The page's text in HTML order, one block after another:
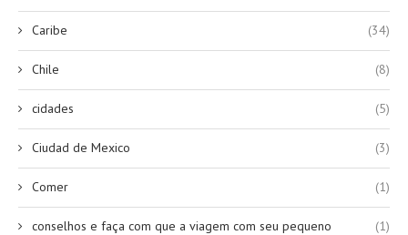
Caribe (34)
Chile (8)
cidades (5)
Ciudad de Mexico (3)
Comer (1)
conselhos e faça com que a viagem com seu pequeno (1)